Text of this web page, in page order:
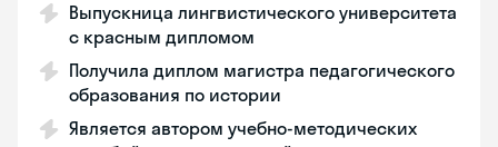
Выпускница лингвистического университета
с красным дипломом
Получила диплом магистра педагогического
образования по истории
Является автором учебно-методических